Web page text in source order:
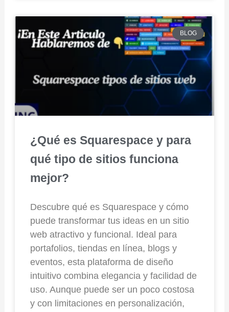
BLOG
¿Qué es Squarespace y para
qué tipo de sitios funciona
mejor?
Descubre qué es Squarespace y cómo
puede transformar tus ideas en un sitio
web atractivo y funcional. Ideal para
portafolios, tiendas en línea, blogs y
eventos, esta plataforma de diseño
intuitivo combina elegancia y facilidad de
uso. Aunque puede ser un poco costosa
y con limitaciones en personalización,